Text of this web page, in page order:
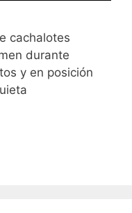
cachalotes
durante
y en posición